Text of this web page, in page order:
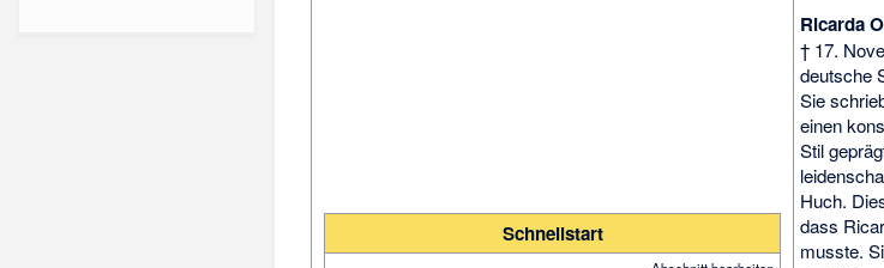
Schnellstart
Ricarda
† 17.
deutsche
Sie
einen
Stil
Huch.
dass
musste.